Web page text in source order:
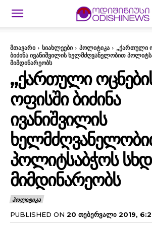
მთავარი სიახლეები პოლიტიკა
„ქართული
ბიძინა ივანიშვილის ხელმძღვანელობით
მიმდინარეობს
„ᲥᲐᲠᲗᲣᲚᲘ
ᲝᲤᲘᲡᲨᲘ ᲑᲘᲫᲘᲜᲐ
ᲘᲕᲐᲜᲘᲨᲕᲘᲚᲘᲡ
ᲞᲝᲚᲘᲢᲡᲐᲑᲭᲝᲡ
ᲛᲘᲛᲓᲘᲜᲐᲠᲔᲝᲑᲡ
ᲞᲝᲚᲘᲢᲘᲙᲐ
PUBLISHED ON 20 ᲗᲔᲑᲔᲠᲕᲐᲚᲘ 2019,